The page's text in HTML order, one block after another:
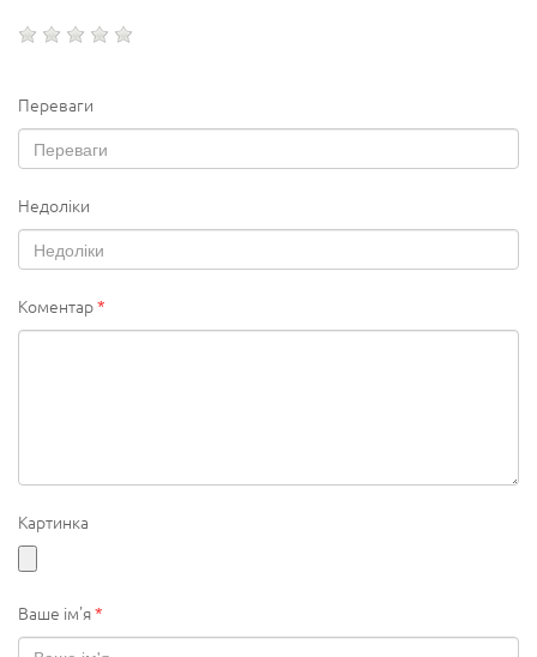
Переваги
Недоліки
Коментар*
Картинка
Ваше ім'я*